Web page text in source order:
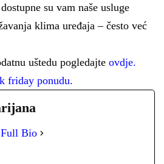
su vam naše usluge
klima uređaja – često već
uštedu pogledajte ovdje.
friday ponudu.
Full Bio